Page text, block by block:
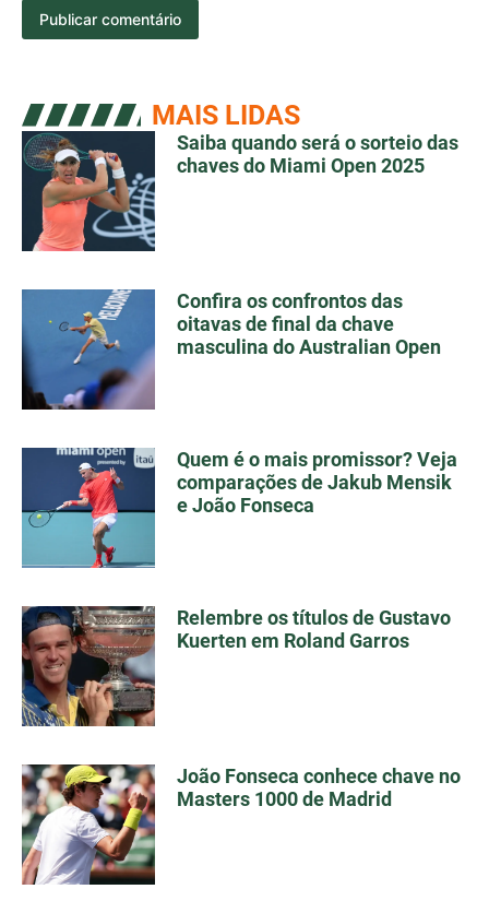
MAIS LIDAS
Saiba quando será o sorteio das
chaves do Miami Open 2025
Confira os confrontos das
oitavas de final da chave
masculina do Australian Open
Quem é o mais promissor? Veja
comparações de Jakub Mensik
e João Fonseca
Relembre os títulos de Gustavo
Kuerten em Roland Garros
João Fonseca conhece chave no
Masters 1000 de Madrid